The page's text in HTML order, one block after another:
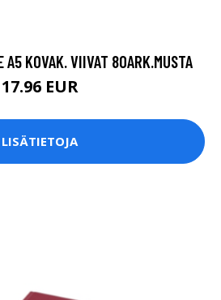
KOVAK. VIIVAT 80ARK.MUSTA
17.96 EUR
LISÄTIETOJA